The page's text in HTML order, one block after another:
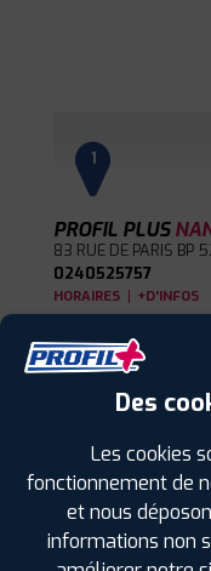
1
PROFIL PLUS
83 RUE DE PARIS BP
0240525757
HORAIRES | +D'INFOS
2
PROFIL PLUS
7 RUE DE LA
HERBLAIN
0228031748
HORAIRES
Des
Les cookies
fonctionnement de
et nous
informations non